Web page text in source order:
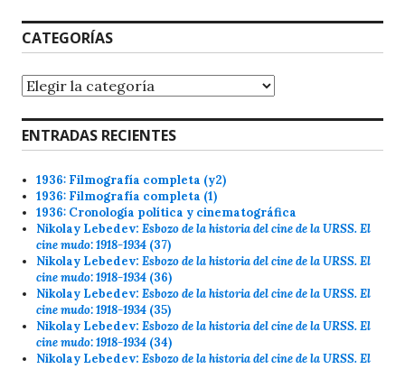
CATEGORÍAS
Categorías
ENTRADAS RECIENTES
1936: Filmografía completa (y2)
1936: Filmografía completa (1)
1936: Cronología política y cinematográfica
Nikolay Lebedev:Esbozo de la historia del cine de la URSS. El
cine mudo: 1918-1934 (37)
Nikolay Lebedev:Esbozo de la historia del cine de la URSS. El
cine mudo: 1918-1934 (36)
Nikolay Lebedev:Esbozo de la historia del cine de la URSS. El
cine mudo: 1918-1934 (35)
Nikolay Lebedev:Esbozo de la historia del cine de la URSS. El
cine mudo: 1918-1934 (34)
Nikolay Lebedev:Esbozo de la historia del cine de la URSS. El